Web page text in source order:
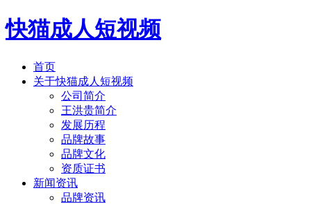
快猫成人短视频
首页
关于快猫成人短视频
公司简介
王洪贵简介
发展历程
品牌故事
品牌文化
资质证书
新闻资讯
品牌资讯